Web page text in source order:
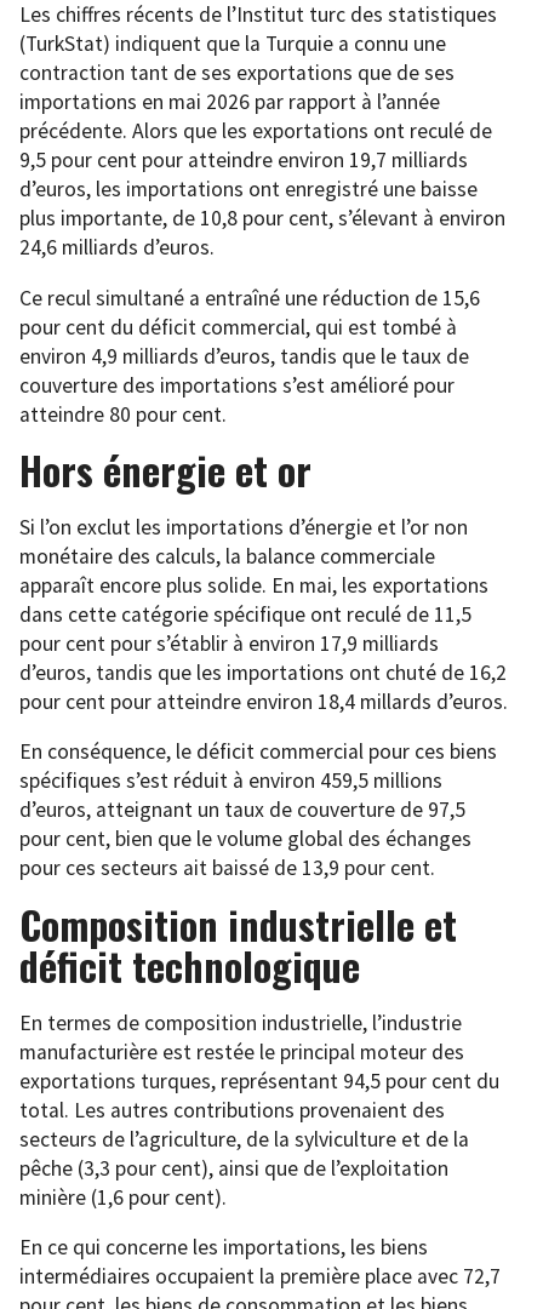
Les chiffres récents de l’Institut turc des statistiques
(TurkStat) indiquent que la Turquie a connu une
contraction tant de ses exportations que de ses
importations en mai 2026 par rapport à l’année
précédente. Alors que les exportations ont reculé de
9,5 pour cent pour atteindre environ 19,7 milliards
d’euros, les importations ont enregistré une baisse
plus importante, de 10,8 pour cent, s’élevant à environ
24,6 milliards d’euros.
Ce recul simultané a entraîné une réduction de 15,6
pour cent du déficit commercial, qui est tombé à
environ 4,9 milliards d’euros, tandis que le taux de
couverture des importations s’est amélioré pour
atteindre 80 pour cent.
Hors énergie et or
Si l’on exclut les importations d’énergie et l’or non
monétaire des calculs, la balance commerciale
apparaît encore plus solide. En mai, les exportations
dans cette catégorie spécifique ont reculé de 11,5
pour cent pour s’établir à environ 17,9 milliards
d’euros, tandis que les importations ont chuté de 16,2
pour cent pour atteindre environ 18,4 millards d’euros.
En conséquence, le déficit commercial pour ces biens
spécifiques s’est réduit à environ 459,5 millions
d’euros, atteignant un taux de couverture de 97,5
pour cent, bien que le volume global des échanges
pour ces secteurs ait baissé de 13,9 pour cent.
Composition industrielle et
déficit technologique
En termes de composition industrielle, l’industrie
manufacturière est restée le principal moteur des
exportations turques, représentant 94,5 pour cent du
total. Les autres contributions provenaient des
secteurs de l’agriculture, de la sylviculture et de la
pêche (3,3 pour cent), ainsi que de l’exploitation
minière (1,6 pour cent).
En ce qui concerne les importations, les biens
intermédiaires occupaient la première place avec 72,7